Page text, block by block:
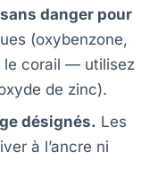
danger pour
(oxybenzone,
le corail — utilisez
de zinc).
désignés. Les
à l’ancre ni